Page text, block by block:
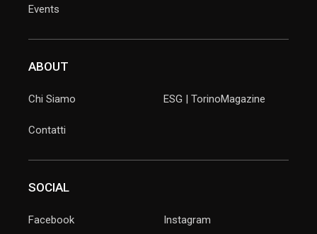
Events
ABOUT
Chi Siamo
Contatti
ESG | TorinoMagazine
SOCIAL
Facebook Instagram